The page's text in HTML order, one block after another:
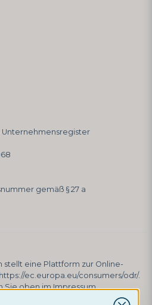
Unternehmensregister
gemäß § 27 a
stellt eine Plattform zur Online-
https://ec.europa.eu/consumers/odr/.
Sie oben im Impressum.